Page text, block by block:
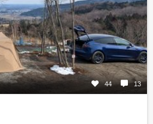
44 13